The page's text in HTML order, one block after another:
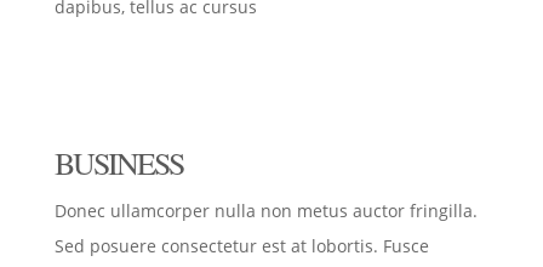
dapibus, tellus ac cursus
BUSINESS
Donec ullamcorper nulla non metus auctor fringilla.
Sed posuere consectetur est at lobortis. Fusce